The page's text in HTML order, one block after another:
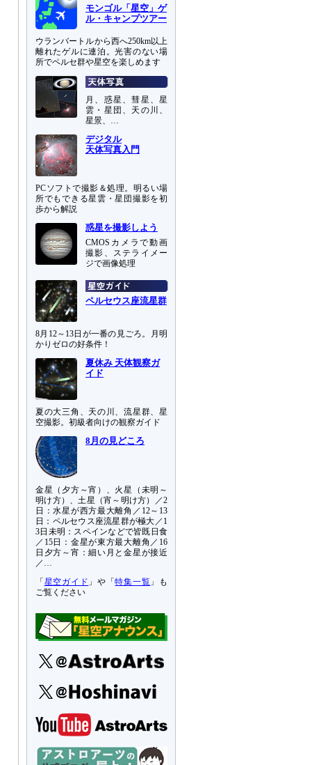
モンゴル「星空」ゲ
ル・キャンプツアー
ウランバートルから西へ250km以上
離れたゲルに連泊。光害のない場
所でペルセ群や星空を楽しめます
月、惑星、彗星、星
雲・星団、天の川、
星景、…
デジタル
天体写真入門
PCソフトで撮影＆処理。明るい場
所でもできる星雲・星団撮影を初
歩から解説
惑星を撮影しよう
CMOSカメラで動画
撮影、ステライメー
ジで画像処理
ペルセウス座流星群
8月12～13日が一番の見ごろ。月明
かりゼロの好条件！
夏休み 天体観察ガ
イド
夏の大三角、天の川、流星群、星
空撮影。初級者向けの観察ガイド
8月の見どころ
金星（夕方～宵）、火星（未明～
明け方）、土星（宵～明け方）／2
日：水星が西方最大離角／12～13
日：ペルセウス座流星群が極大／1
3日未明：スペインなどで皆既日食
／15日：金星が東方最大離角／16
日夕方～宵：細い月と金星が接近
／…
「 星空ガイド 」や「特集一覧 」も
ご覧ください